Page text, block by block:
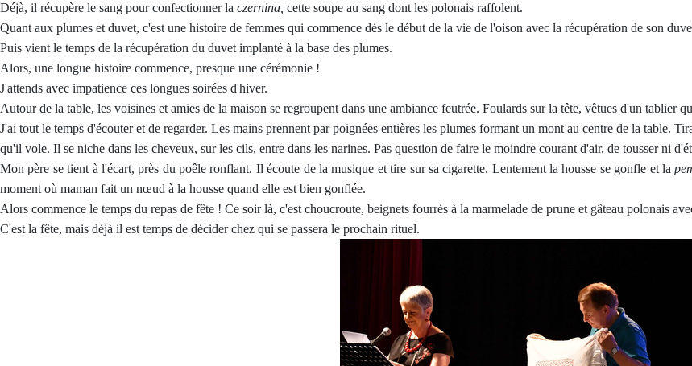
Déjà, il récupère le sang pour confectionner la czernina, cette soupe au sang dont les polonais raffolent.
Quant aux plumes et duvet, c'est une histoire de femmes qui commence dés le début de la vie de l'oison avec la récupération de son
Puis vient le temps de la récupération du duvet implanté à la base des plumes.
Alors, une longue histoire commence, presque une cérémonie !
J'attends avec impatience ces longues soirées d'hiver.
Autour de la table, les voisines et amies de la maison se regroupent dans une ambiance feutrée. Foulards sur la tête, vêtues d'un tablier
J'ai tout le temps d'écouter et de regarder. Les mains prennent par poignées entières les plumes formant un mont au centre de la table.
qu'il vole. Il se niche dans les cheveux, sur les cils, entre dans les narines. Pas question de faire le moindre courant d'air, de tousser ni
Mon père se tient à l'écart, près du poêle ronflant. Il écoute de la musique et tire sur sa cigarette. Lentement la housse se gonfle et la
moment où maman fait un nœud à la housse quand elle est bien gonflée.
Alors commence le temps du repas de fête ! Ce soir là, c'est choucroute, beignets fourrés à la marmelade de prune et gâteau polonais
C'est la fête, mais déjà il est temps de décider chez qui se passera le prochain rituel.